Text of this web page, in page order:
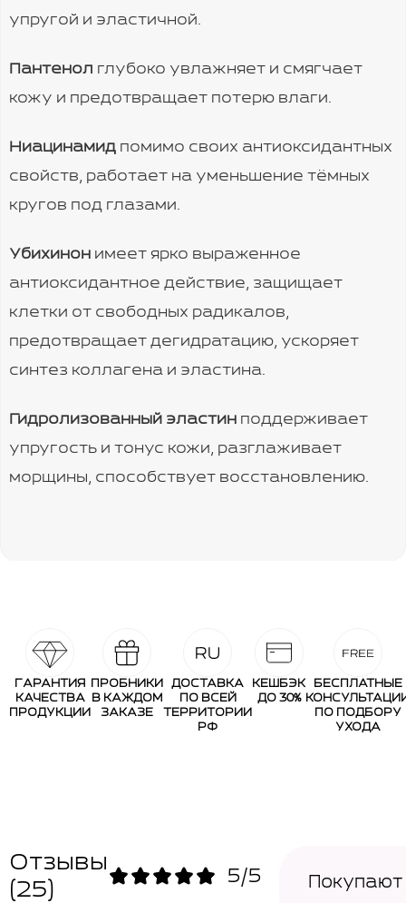
упругой и эластичной.
Пантенол глубоко увлажняет и смягчает
кожу и предотвращает потерю влаги.
Ниацинамид помимо своих антиоксидантных
свойств, работает на уменьшение тёмных
кругов под глазами.
Убихинон имеет ярко выраженное
антиоксидантное действие, защищает
клетки от свободных радикалов,
предотвращает дегидратацию, ускоряет
синтез коллагена и эластина.
Гидролизованный эластин поддерживает
упругость и тонус кожи, разглаживает
морщины, способствует восстановлению.
ГАРАНТИЯ
КАЧЕСТВА
ПРОДУКЦИИ
ПРОБНИКИ
В КАЖДОМ
ЗАКАЗЕ
ДОСТАВКА
ПО ВСЕЙ
ТЕРРИТОРИИ
РФ
КЕШБЭК
ДО 30%
БЕСПЛАТНЫЕ
ПО ПОДБОРУ
УХОДА
Отзывы
(25)
5/5